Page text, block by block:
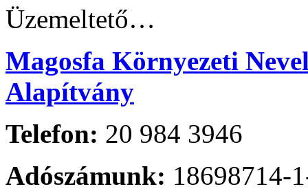
Üzemeltető…
Magosfa Környezeti
Alapítvány
Telefon: 20 984 3946
Adószámunk: 18698714-